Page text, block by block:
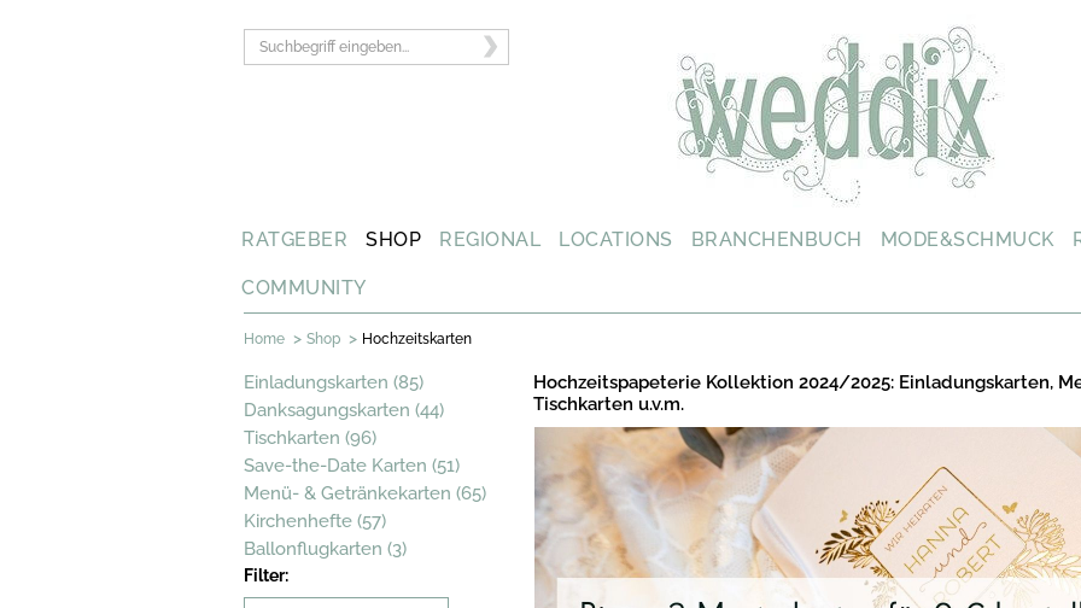
RATGEBER SHOP REGIONAL LOCATIONS BRANCHENBUCH MODE&SCHMUCK
COMMUNITY
Home > Shop > Hochzeitskarten
Einladungskarten (85)
Danksagungskarten (44)
Tischkarten (96)
Save-the-Date Karten (51)
Menü- & Getränkekarten (65)
Kirchenhefte (57)
Ballonflugkarten (3)
Filter:
Hochzeitspapeterie Kollektion 2024/2025: Einladungskarten,
Tischkarten u.v.m.